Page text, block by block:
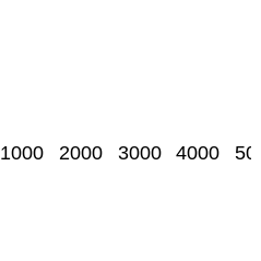
1000 2000 3000 4000